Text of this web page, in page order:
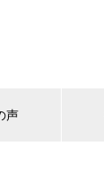
声